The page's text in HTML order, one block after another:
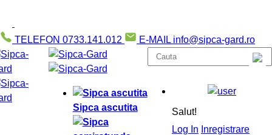
TELEFON 0733.141.012 E-MAIL info@sipca-gard.ro
Sipca ascutita
Salut!
Log In Inregistrare